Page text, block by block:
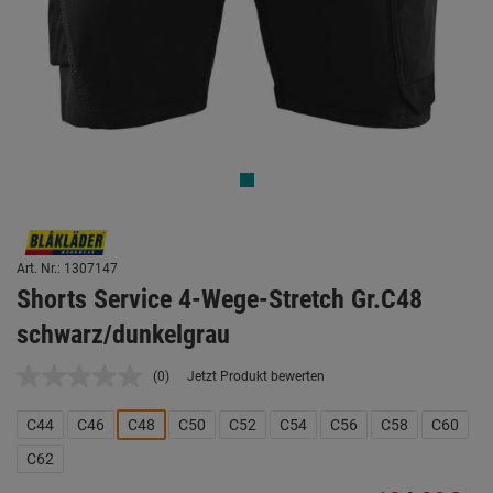
Art. Nr.: 1307147
Shorts Service 4-Wege-Stretch Gr.C48
schwarz/dunkelgrau
Kein
Link
auf
(0) Jetzt Produkt bewerten
C44 C46 C48 C50 C52 C54 C56 C58
C60
C62